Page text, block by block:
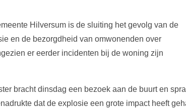
Hilversum is de sluiting het gevolg van de
en de bezorgdheid van omwonenden over
er eerder incidenten bij de woning zijn
bracht dinsdag een bezoek aan de buurt en
dat de explosie een grote impact heeft